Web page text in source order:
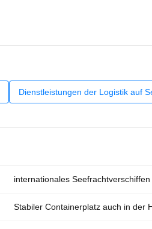
Dienstleistungen der Logistik auf
internationales Seefrachtverschiffen
Stabiler Containerplatz auch in der